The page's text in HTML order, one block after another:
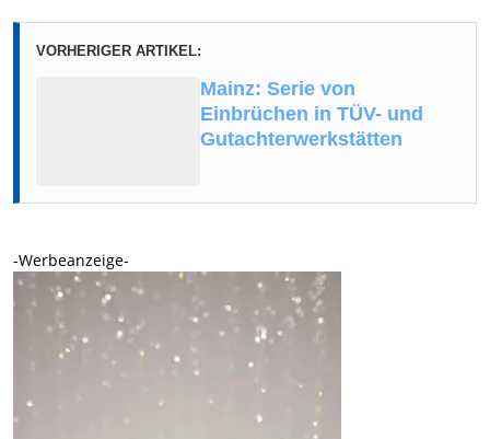
VORHERIGER ARTIKEL:
Mainz: Serie von
Einbrüchen in TÜV- und
Gutachterwerkstätten
-Werbeanzeige-